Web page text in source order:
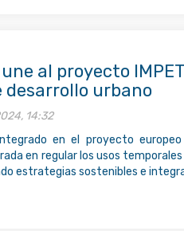
al proyecto
desarrollo urbano
14:32
en el proyecto europeo
en regular los usos
estrategias sostenibles e